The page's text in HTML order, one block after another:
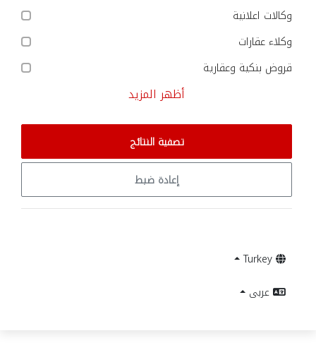
وكالات اعلانية
وكلاء عقارات
قروض بنكية وعقارية
أظهر المزيد
تصفية النتائج
إعادة ضبط
Turkey
عربى